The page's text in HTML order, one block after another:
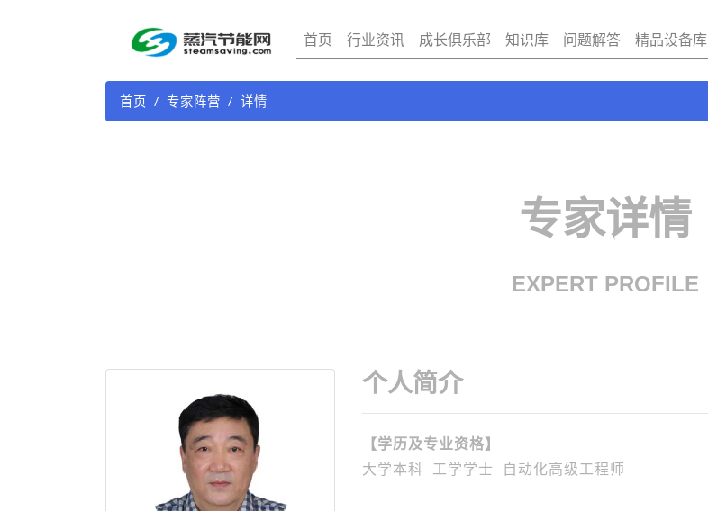
首页 行业资讯 成长俱乐部 知识库 问题解答 精品设备库
首页 专家阵营 详情
专家详情
EXPERT PROFILE
个人简介
【学历及专业资格】
大学本科 工学学士 自动化高级工程师